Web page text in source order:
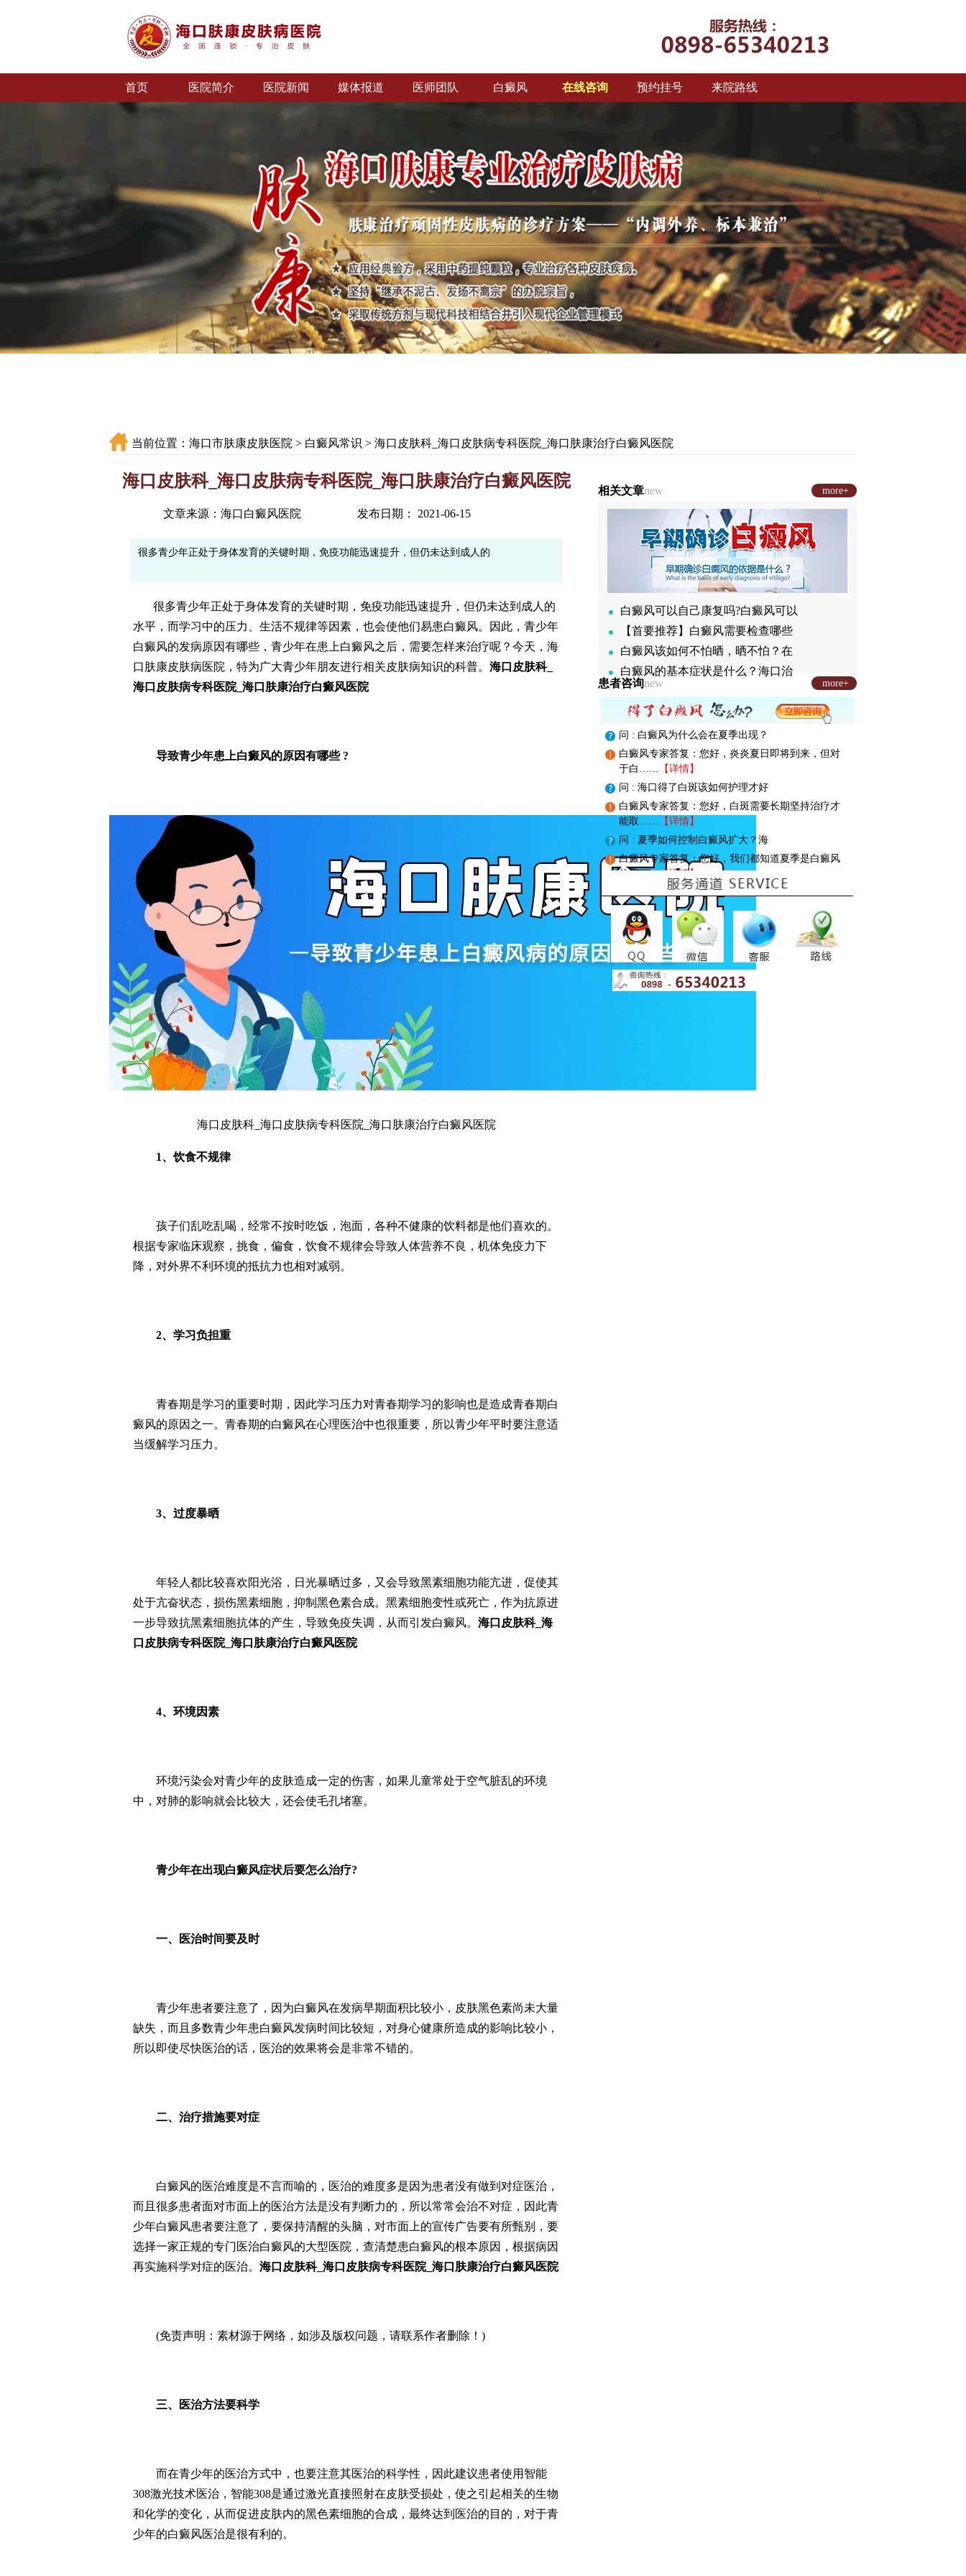
首页 医院简介 医院新闻 媒体报道 医师团队 白癜风 在线咨询 预约挂号 来院路线
当前位置： 海口市肤康皮肤医院 > 白癜风常识 > 海口皮肤科_海口皮肤病专科医院_海口肤康治疗白癜风医院
海口皮肤科_海口皮肤病专科医院_海口肤康治疗白癜风医院
文章来源：海口白癜风医院 发布日期： 2021-06-15
很多青少年正处于身体发育的关键时期，免疫功能迅速提升，但仍未达到成人的
很多青少年正处于身体发育的关键时期，免疫功能迅速提升，但仍未达到成人的
水平，而学习中的压力、生活不规律等因素，也会使他们易患白癜风。因此，青少年
白癜风的发病原因有哪些，青少年在患上白癜风之后，需要怎样来治疗呢？今天，海
口肤康皮肤病医院，特为广大青少年朋友进行相关皮肤病知识的科普。 海口皮肤科_
海口皮肤病专科医院_海口肤康治疗白癜风医院
导致青少年患上白癜风的原因有哪些 ?
海口皮肤科_海口皮肤病专科医院_海口肤康治疗白癜风医院
1、饮食不规律
孩子们乱吃乱喝，经常不按时吃饭，泡面，各种不健康的饮料都是他们喜欢的。
根据专家临床观察，挑食，偏食，饮食不规律会导致人体营养不良，机体免疫力下
降，对外界不利环境的抵抗力也相对减弱。
2、学习负担重
青春期是学习的重要时期，因此学习压力对青春期学习的影响也是造成青春期白
癜风的原因之一。青春期的白癜风在心理医治中也很重要，所以青少年平时要注意适
当缓解学习压力。
3、过度暴晒
年轻人都比较喜欢阳光浴，日光暴晒过多，又会导致黑素细胞功能亢进，促使其
处于亢奋状态，损伤黑素细胞，抑制黑色素合成。黑素细胞变性或死亡，作为抗原进
一步导致抗黑素细胞抗体的产生，导致免疫失调，从而引发白癜风。 海口皮肤科_海
口皮肤病专科医院_海口肤康治疗白癜风医院
4、环境因素
环境污染会对青少年的皮肤造成一定的伤害，如果儿童常处于空气脏乱的环境
中，对肺的影响就会比较大，还会使毛孔堵塞。
青少年在出现白癜风症状后要怎么治疗?
一、医治时间要及时
青少年患者要注意了，因为白癜风在发病早期面积比较小，皮肤黑色素尚未大量
缺失，而且多数青少年患白癜风发病时间比较短，对身心健康所造成的影响比较小，
所以即使尽快医治的话，医治的效果将会是非常不错的。
二、治疗措施要对症
白癜风的医治难度是不言而喻的，医治的难度多是因为患者没有做到对症医治，
而且很多患者面对市面上的医治方法是没有判断力的，所以常常会治不对症，因此青
少年白癜风患者要注意了，要保持清醒的头脑，对市面上的宣传广告要有所甄别，要
选择一家正规的专门医治白癜风的大型医院，查清楚患白癜风的根本原因，根据病因
再实施科学对症的医治。 海口皮肤科_海口皮肤病专科医院_海口肤康治疗白癜风医院
(免责声明：素材源于网络，如涉及版权问题，请联系作者删除！)
三、医治方法要科学
而在青少年的医治方式中，也要注意其医治的科学性，因此建议患者使用智能
308激光技术医治，智能308是通过激光直接照射在皮肤受损处，使之引起相关的生物
和化学的变化，从而促进皮肤内的黑色素细胞的合成，最终达到医治的目的，对于青
少年的白癜风医治是很有利的。
相关文章new more+
白癜风可以自己康复吗?白癜风可以
【首要推荐】白癜风需要检查哪些
白癜风该如何不怕晒，晒不怕？在
白癜风的基本症状是什么？海口治
患者咨询new more+
问 : 白癜风为什么会在夏季出现？
白癜风专家答复：您好，炎炎夏日即将到来，但对
于白…… 【详情】
问 : 海口得了白斑该如何护理才好
白癜风专家答复：您好，白斑需要长期坚持治疗才
能取…… 【详情】
问 : 夏季如何控制白癜风扩大？海
白癜风专家答复：您好，我们都知道夏季是白癜风
的高……【详情】